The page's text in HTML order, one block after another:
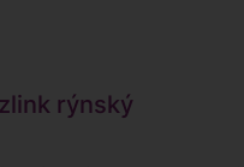
rýnský